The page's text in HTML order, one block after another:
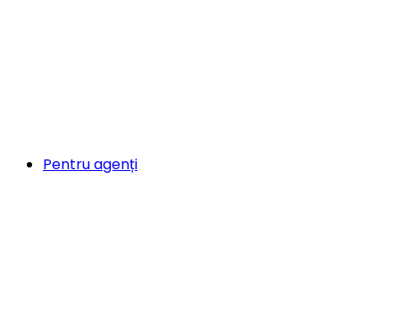
Pentru agenți